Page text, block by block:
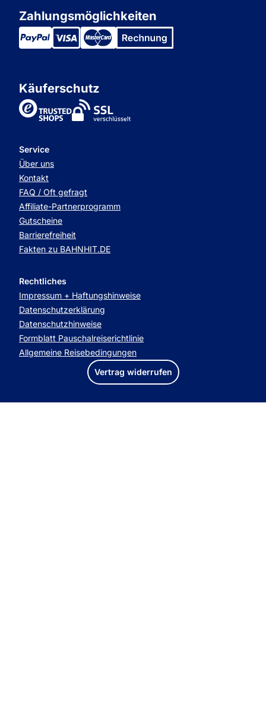
Zahlungsmöglichkeiten
Käuferschutz
TrustedShops
Service
Über uns
Kontakt
FAQ / Oft gefragt
Affiliate-Partnerprogramm
Gutscheine
Barrierefreiheit
Fakten zu BAHNHIT.DE
Rechtliches
Impressum + Haftungshinweise
Datenschutzerklärung
Datenschutzhinweise
Formblatt Pauschalreiserichtlinie
Allgemeine Reisebedingungen
Vertrag widerrufen